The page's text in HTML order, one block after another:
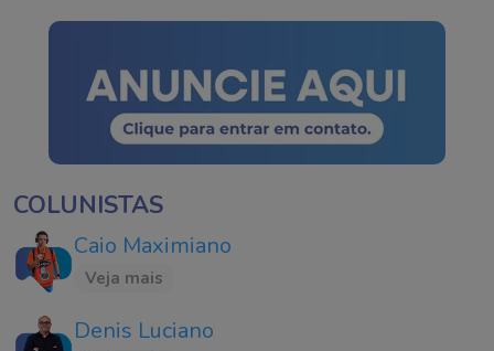
COLUNISTAS
Caio Maximiano
Veja mais
Denis Luciano